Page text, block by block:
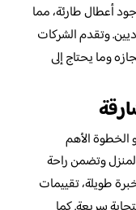
أعطال طارئة، مما
وتقدم الشركات
وما يحتاج إلى
الخطوة الأهم
وتضمن راحة
طويلة، تقييمات